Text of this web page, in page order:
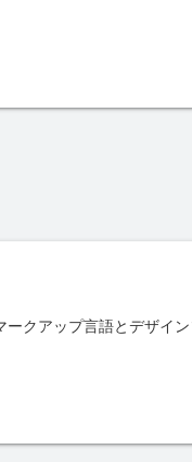
クアップ言語とデザイ